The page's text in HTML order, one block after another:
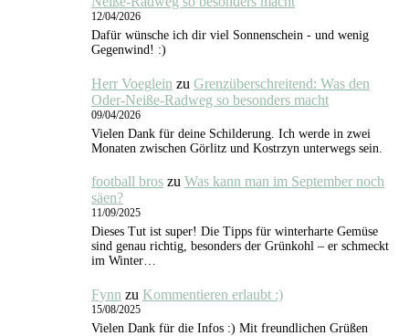
12/04/2026
Dafür wünsche ich dir viel Sonnenschein - und wenig
Gegenwind! :)
Herr Voeglein zu Grenzüberschreitend: Was den
Oder-Neiße-Radweg so besonders macht
09/04/2026
Vielen Dank für deine Schilderung. Ich werde in zwei
Monaten zwischen Görlitz und Kostrzyn unterwegs sein.
football bros zu Was kann man im September noch
säen?
11/09/2025
Dieses Tut ist super! Die Tipps für winterharte Gemüse
sind genau richtig, besonders der Grünkohl – er schmeckt
im Winter…
Fynn zu Kommentieren erlaubt :)
15/08/2025
Vielen Dank für die Infos :) Mit freundlichen Grüßen